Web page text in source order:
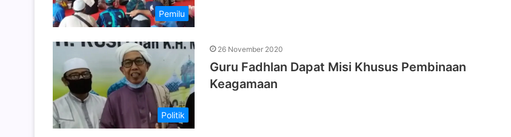
Pemilu
Politik
26 November 2020
Guru Fadhlan Dapat Misi Khusus Pembinaan
Keagamaan